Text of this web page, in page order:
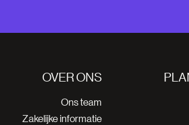
OVER ONS
Ons team
Zakelijke informatie